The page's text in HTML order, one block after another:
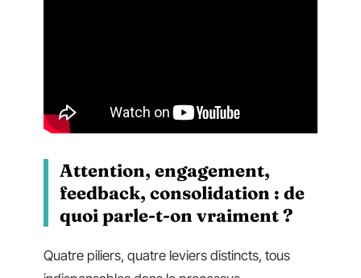
Attention, engagement,
feedback, consolidation : de
quoi parle-t-on vraiment ?
Quatre piliers, quatre leviers distincts, tous